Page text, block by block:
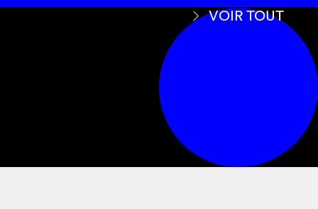
VOIR TOUT